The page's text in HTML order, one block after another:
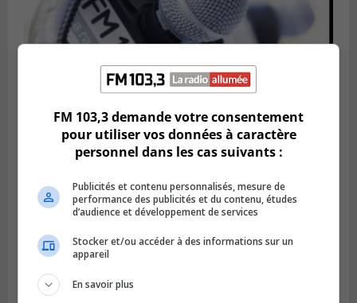
Le FM 103,3 voit l’avenir avec confiance
FM 103,3 demande votre consentement
pour utiliser vos données à caractère
personnel dans les cas suivants :
Publicités et contenu personnalisés, mesure de
performance des publicités et du contenu, études
d’audience et développement de services
Stocker et/ou accéder à des informations sur un
appareil
En savoir plus